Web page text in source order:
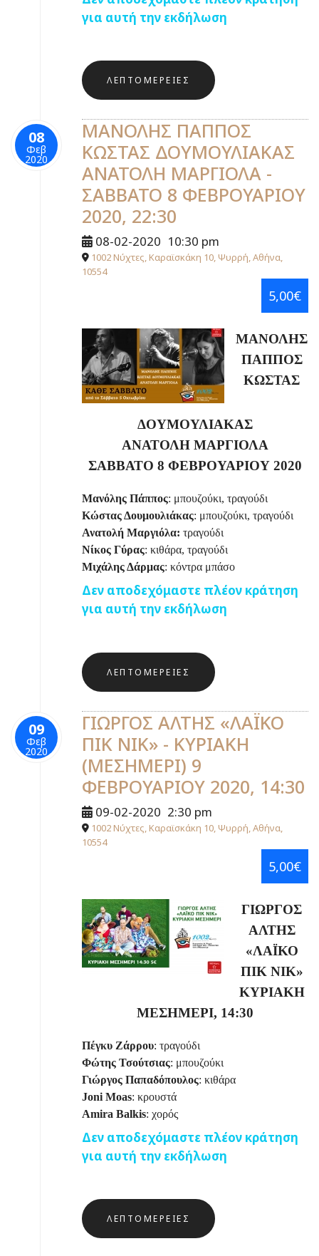
για αυτή την εκδήλωση
ΛΕΠΤΟΜΈΡΕΙΕΣ
08
Φεβ
2020
ΜΑΝΟΛΗΣ ΠΑΠΠΟΣ
ΚΩΣΤΑΣ ΔΟΥΜΟΥΛΙΑΚΑΣ
ΑΝΑΤΟΛΗ ΜΑΡΓΙΟΛΑ -
ΣΑΒΒΑΤΟ 8 ΦΕΒΡΟΥΑΡΙΟΥ
2020, 22:30
08-02-2020 10:30 pm
1002 Νύχτες, Καραϊσκάκη 10, Ψυρρή, Αθήνα,
10554
5,00€
ΜΑΝΟΛΗΣ
ΠΑΠΠΟΣ
ΚΩΣΤΑΣ
ΔΟΥΜΟΥΛΙΑΚΑΣ
ΑΝΑΤΟΛΗ ΜΑΡΓΙΟΛΑ
ΣΑΒΒΑΤΟ 8 ΦΕΒΡΟΥΑΡΙΟΥ 2020
Μανόλης Πάππος: μπουζούκι, τραγούδι
Κώστας Δουμουλιάκας: μπουζούκι, τραγούδι
Ανατολή Μαργιόλα: τραγούδι
Νίκος Γύρας: κιθάρα, τραγούδι
Μιχάλης Δάρμας: κόντρα μπάσο
Δεν αποδεχόμαστε πλέον κράτηση
για αυτή την εκδήλωση
ΛΕΠΤΟΜΈΡΕΙΕΣ
09
Φεβ
2020
ΓΙΩΡΓΟΣ ΑΛΤΗΣ «ΛΑΪΚΟ
ΠΙΚ ΝΙΚ» - ΚΥΡΙΑΚΗ
(ΜΕΣΗΜΕΡΙ) 9
ΦΕΒΡΟΥΑΡΙΟΥ 2020, 14:30
09-02-2020 2:30 pm
1002 Νύχτες, Καραϊσκάκη 10, Ψυρρή, Αθήνα,
10554
5,00€
ΓΙΩΡΓΟΣ
ΑΛΤΗΣ
«ΛΑΪΚΟ
ΠΙΚ ΝΙΚ»
ΚΥΡΙΑΚΗ
ΜΕΣΗΜΕΡΙ, 14:30
Πέγκυ Ζάρρου: τραγούδι
Φώτης Τσούτσιας: μπουζούκι
Γιώργος Παπαδόπουλος: κιθάρα
Joni Moas: κρουστά
Amira Balkis: χορός
Δεν αποδεχόμαστε πλέον κράτηση
για αυτή την εκδήλωση
ΛΕΠΤΟΜΈΡΕΙΕΣ